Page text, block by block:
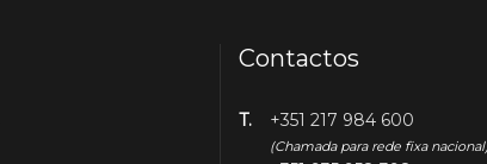
Contactos
T. +351 217 984 600
(Chamada para rede fixa